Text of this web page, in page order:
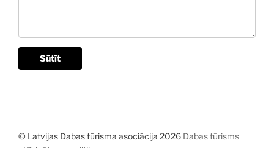
Sūtīt
© Latvijas Dabas tūrisma asociācija 2026 Dabas tūrisms